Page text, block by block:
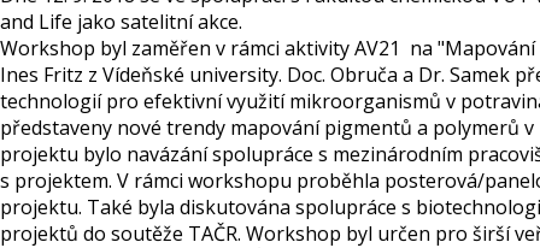
and Life jako satelitní akce.
Workshop byl zaměřen v rámci aktivity AV21 na
Ines Fritz z Vídeňské university. Doc. Obruča a Dr. Samek
technologií pro efektivní využití mikroorganismů v
představeny nové trendy mapování pigmentů a polymerů
projektu bylo navázání spolupráce s mezinárodním
s projektem. V rámci workshopu proběhla posterová/
projektu. Také byla diskutována spolupráce s
projektů do soutěže TAČR. Workshop byl určen pro širší